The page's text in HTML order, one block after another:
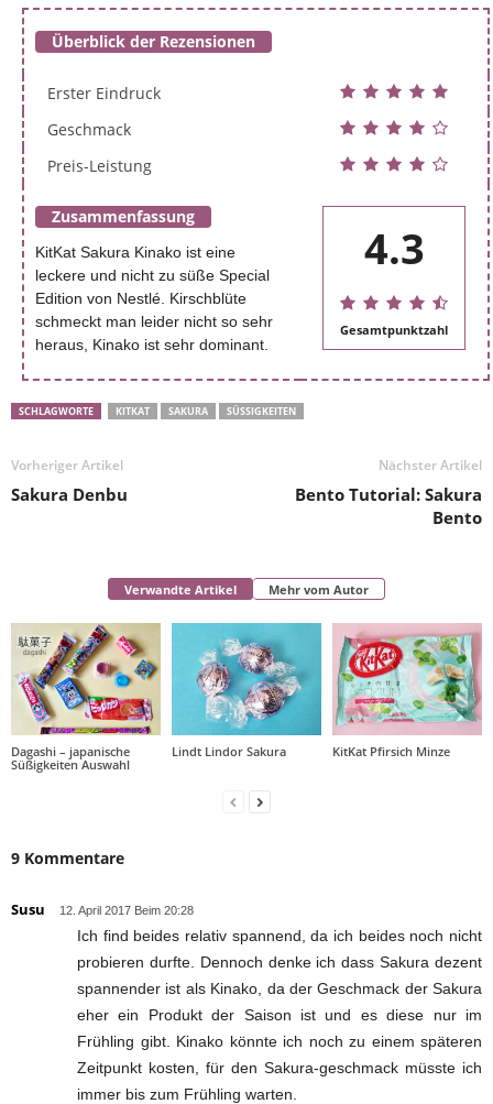
Überblick der Rezensionen
Erster Eindruck
Geschmack
Preis-Leistung
Zusammenfassung
KitKat Sakura Kinako ist eine
leckere und nicht zu süße Special
Edition von Nestlé. Kirschblüte
schmeckt man leider nicht so sehr
heraus, Kinako ist sehr dominant.
4.3
Gesamtpunktzahl
SCHLAGWORTE KITKAT SAKURA SÜSSIGKEITEN
Vorheriger Artikel
Sakura Denbu
Nächster Artikel
Bento Tutorial: Sakura
Bento
Verwandte Artikel Mehr vom Autor
Dagashi – japanische
Süßigkeiten Auswahl
Lindt Lindor Sakura KitKat Pfirsich Minze
9 Kommentare
Susu 12. April 2017 Beim 20:28
Ich find beides relativ spannend, da ich beides noch nicht
probieren durfte. Dennoch denke ich dass Sakura dezent
spannender ist als Kinako, da der Geschmack der Sakura
eher ein Produkt der Saison ist und es diese nur im
Frühling gibt. Kinako könnte ich noch zu einem späteren
Zeitpunkt kosten, für den Sakura-geschmack müsste ich
immer bis zum Frühling warten.